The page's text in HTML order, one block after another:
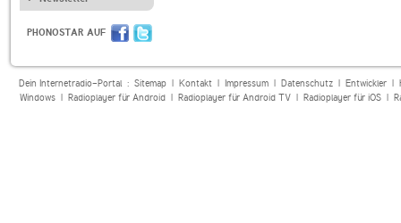
PHONOSTAR AUF
Dein Internetradio-Portal : Sitemap| Kontakt| Impressum| Datenschutz| Entwickler|
Windows| Radioplayer für Android| Radioplayer für Android TV| Radioplayer für iOS|